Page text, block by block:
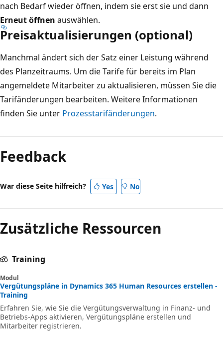
nach Bedarf wieder öffnen, indem sie erst sie und dann
Erneut öffnen auswählen.
Preisaktualisierungen (optional)
Manchmal ändert sich der Satz einer Leistung während
des Planzeitraums. Um die Tarife für bereits im Plan
angemeldete Mitarbeiter zu aktualisieren, müssen Sie die
Tarifänderungen bearbeiten. Weitere Informationen
finden Sie unter Prozesstarifänderungen.
Feedback
War diese Seite hilfreich? Yes No
Zusätzliche Ressourcen
Training
Modul
Vergütungspläne in Dynamics 365 Human Resources erstellen -
Training
Erfahren Sie, wie Sie die Vergütungsverwaltung in Finanz‑ und
Betriebs-Apps aktivieren, Vergütungspläne erstellen und
Mitarbeiter registrieren.